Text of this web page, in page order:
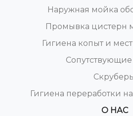
Наружная мойка
Промывка цистерн
Гигиена копыт и
Сопутствующие
Гигиена переработки
О НАС